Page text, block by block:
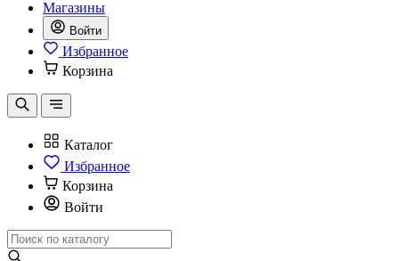
Магазины
Войти
Избранное
Корзина
Каталог
Избранное
Корзина
Войти